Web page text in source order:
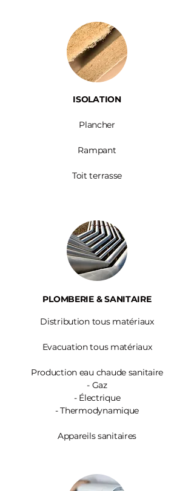
ISOLATION
Plancher
Rampant
Toit terrasse
PLOMBERIE & SANITAIRE
Distribution tous matériaux
Evacuation tous matériaux
Production eau chaude sanitaire
- Gaz
- Électrique
- Thermodynamique
Appareils sanitaires